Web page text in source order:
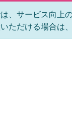
、サービス向上
ただける場合は